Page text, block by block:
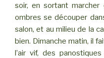
soir, en sortant marcher
ombres se découper
salon, et au milieu de la
bien. Dimanche matin, il
l’air vif, des